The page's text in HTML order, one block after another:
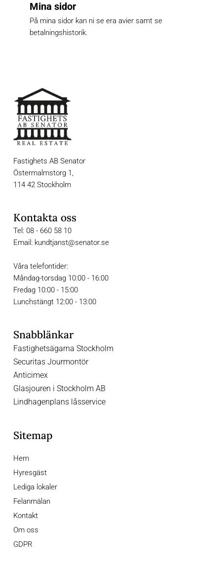
Mina sidor
På mina sidor kan ni se era avier samt se
betalningshistorik.
Fastighets AB Senator
Östermalmstorg 1,
114 42 Stockholm
Kontakta oss
Tel: 08 - 660 58 10
Email: kundtjanst@senator.se
Våra telefontider:
Måndag-torsdag 10:00 - 16:00
Fredag 10:00 - 15:00
Lunchstängt 12:00 - 13:00
Snabblänkar
Fastighetsägarna Stockholm
Securitas Jourmontör
Anticimex
Glasjouren i Stockholm AB
Lindhagenplans låsservice
Sitemap
Hem
Hyresgäst
Lediga lokaler
Felanmälan
Kontakt
Om oss
GDPR